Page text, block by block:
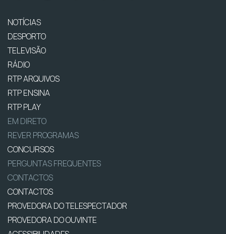
NOTÍCIAS
DESPORTO
TELEVISÃO
RÁDIO
RTP ARQUIVOS
RTP ENSINA
RTP PLAY
EM DIRETO
REVER PROGRAMAS
CONCURSOS
PERGUNTAS FREQUENTES
CONTACTOS
CONTACTOS
PROVEDORA DO TELESPECTADOR
PROVEDORA DO OUVINTE